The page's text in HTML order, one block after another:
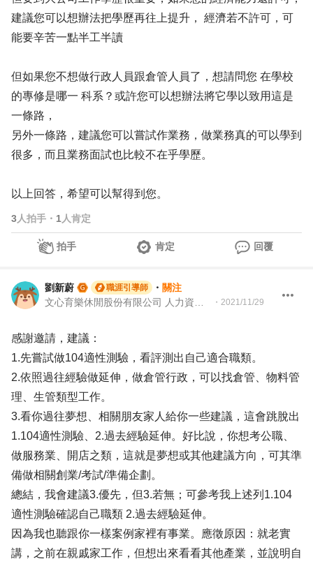
建議您可以想辦法把學歷再往上提升， 經濟若不許可，可
能要辛苦一點半工半讀
但如果您不想做行政人員跟倉管人員了，想請問您 在學校
的專修是哪一 科系？或許您可以想辦法將它學以致用這是
一條路，
另外一條路，建議您可以嘗試作業務，做業務真的可以學到
很多，而且業務面試也比較不在乎學歷。
以上回答，希望可以幫得到您。
3人拍手 ・ 1 人肯定
拍手 肯定 回覆
劉新蔚 職涯引導師 ・ 關注
・ 2021/11/29
感謝邀請，建議：
1.先嘗試做104適性測驗，看評測出自己適合職類。
2.依照過往經驗做延伸，做倉管行政，可以找倉管、物料管
理、生管類型工作。
3.看你過往夢想、相關朋友家人給你一些建議，這會跳脫出
1.104適性測驗、2.過去經驗延伸。好比說，你想考公職、
做服務業、開店之類，這就是夢想或其他建議方向，可其準
備做相關創業/考試/準備企劃。
總結，我會建議3.優先，但3.若無；可參考我上述列1.104
適性測驗確認自己職類 2.過去經驗延伸。
因為我也聽跟你一樣案例家裡有事業。應徵原因：就老實
講，之前在親戚家工作，但想出來看看其他產業，並說明自